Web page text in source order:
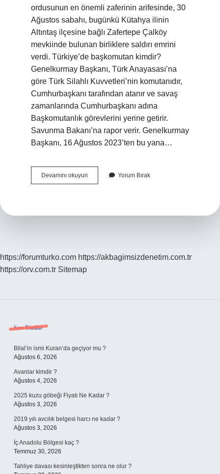
ordusunun en önemli zaferinin arifesinde, 30
Ağustos sabahı, bugünkü Kütahya ilinin
Altıntaş ilçesine bağlı Zafertepe Çalköy
mevkiinde bulunan birliklere saldırı emrini
verdi. Türkiye’de başkomutan kimdir?
Genelkurmay Başkanı, Türk Anayasası’na
göre Türk Silahlı Kuvvetleri’nin komutanıdır,
Cumhurbaşkanı tarafından atanır ve savaş
zamanlarında Cumhurbaşkanı adına
Başkomutanlık görevlerini yerine getirir.
Savunma Bakanı’na rapor verir. Genelkurmay
Başkanı, 16 Ağustos 2023’ten bu yana…
Devamını okuyun
Silahlı
Yorum Bırak
https://forumturko.com https://akbagimsizdenetim.com.tr
https://orv.com.tr Sitemap
Sidebar
Son Yazılar
Bilal’in ismi Kuran’da geçiyor mu ?
Ağustos 6, 2026
Avanlar kimdir ?
Ağustos 4, 2026
2025 kuzu göbeği Fiyatı Ne Kadar ?
Ağustos 3, 2026
2019 yılı avcılık belgesi harcı ne kadar ?
Ağustos 3, 2026
İç Anadolu Bölgesi kaç ?
Temmuz 30, 2026
Tahliye davası kesinleştikten sonra ne olur ?